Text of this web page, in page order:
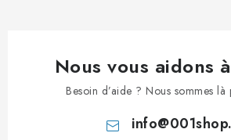
Nous vous aidons
Besoin d’aide ? Nous sommes là
info@